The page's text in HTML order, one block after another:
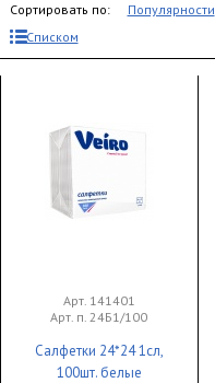
Сортировать по: Популярности
Списком
Арт. 141401
Арт. п. 24Б1/100
Салфетки 24*24 1сл,
100шт. белые